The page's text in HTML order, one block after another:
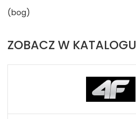
(bog)
ZOBACZ W KATALOGU